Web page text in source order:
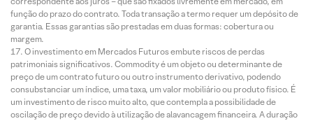
função do prazo do contrato. Toda transação a termo requer um depósito de
garantia. Essas garantias são prestadas em duas formas: cobertura ou
margem.
O investimento em Mercados Futuros embute riscos de perdas
patrimoniais significativos. Commodity é um objeto ou determinante de
preço de um contrato futuro ou outro instrumento derivativo, podendo
consubstanciar um índice, uma taxa, um valor mobiliário ou produto físico. É
um investimento de risco muito alto, que contempla a possibilidade de
oscilação de preço devido à utilização de alavancagem financeira. A duração